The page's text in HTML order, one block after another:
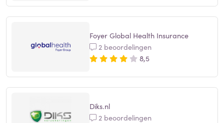
Foyer Global Health Insurance
2 beoordelingen
8,5
Diks.nl
2 beoordelingen